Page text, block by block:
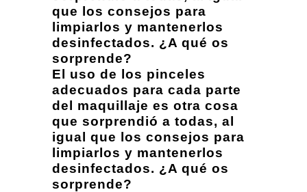
que los consejos para
limpiarlos y mantenerlos
desinfectados. ¿A qué os
sorprende?
El uso de los pinceles
adecuados para cada parte
del maquillaje es otra cosa
que sorprendió a todas, al
igual que los consejos para
limpiarlos y mantenerlos
desinfectados. ¿A qué os
sorprende?